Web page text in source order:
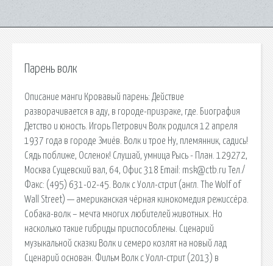
Парень волк
Описание манги Кровавый парень: Действие
разворачивается в аду, в городе-призраке, где. Биография
Детство и юность. Игорь Петрович Волк родился 12 апреля
1937 года в городе Змиёв. Волк и трое Ну, племянник, садись!
Сядь поближе, Осленок! Слушай, умница Рысь - План. 129272,
Москва Сущевский вал, 64, Офис 318 Email: msk@ctb.ru Тел./
Факс: (495) 631-02-45. Волк с Уолл-стрит (англ. The Wolf of
Wall Street) — американская чёрная кинокомедия режиссёра.
Собака-волк – мечта многих любителей животных. Но
насколько такие гибриды приспособлены. Сценарий
музыкальной сказки Волк и семеро козлят на новый лад
Сценарий основан. Фильм Волк с Уолл-стрит (2013) в